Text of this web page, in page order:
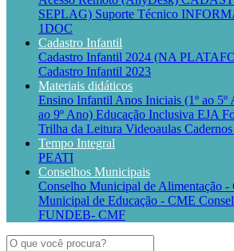
SEPLAG) Suporte Técnico
1DOC
Cadastro Infantil
Cadastro Infantil 2024 (NA
Cadastro Infantil 2023
Materiais didáticos
Ensino Infantil Anos Iniciais (1º ao 5º
ao 9º Ano) Educação Inclusiva EJA
Trilha da Leitura Videoaulas
Tempo Integral
PEATI
Conselhos Municipais
Conselho Municipal de Alimentação -
Municipal de Educação - CME
FUNDEB- CMF